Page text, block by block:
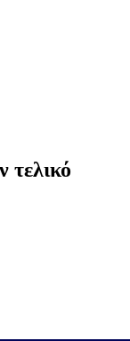
τελικό